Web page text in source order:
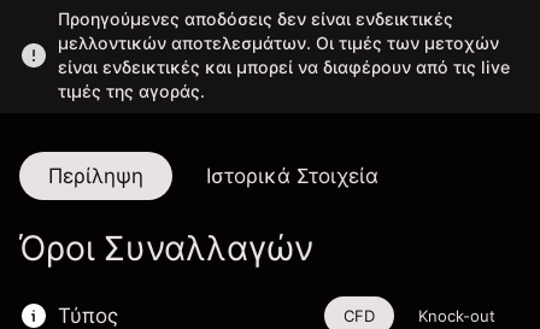
Προηγούμενες αποδόσεις δεν είναι ενδεικτικές
μελλοντικών αποτελεσμάτων. Οι τιμές των μετοχών
είναι ενδεικτικές και μπορεί να διαφέρουν από τις live
τιμές της αγοράς.
Περίληψη Ιστορικά Στοιχεία
Όροι Συναλλαγών
Τύπος CFD Knock-out